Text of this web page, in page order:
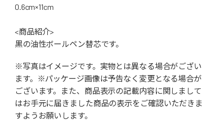
0.6cm×11cm
<商品紹介>
黒の油性ボールペン替芯です。
※写真はイメージです。実物とは異なる場合がござい
ます。※パッケージ画像は予告なく変更となる場合が
ございます。また、商品表示の記載内容に関しまして
はお手元に届きました商品の表示をご確認いただきま
すようお願いします。